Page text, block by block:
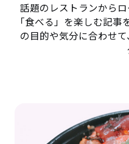
話題のレストランから
「食べる」を楽しむ記
の目的や気分に合わせ